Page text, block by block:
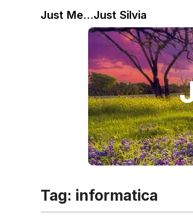
Just Me…Just Silvia
Tag: informatica